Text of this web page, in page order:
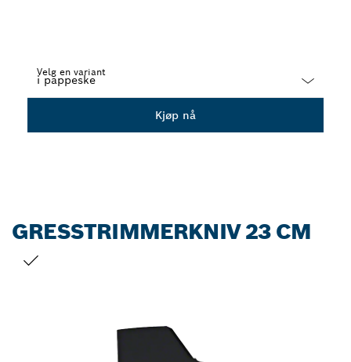
Velg en variant
Kjøp nå
GRESSTRIMMERKNIV 23 CM